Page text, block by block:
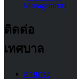
Management)
ติดต่อ
เทศบาล
สายตรง